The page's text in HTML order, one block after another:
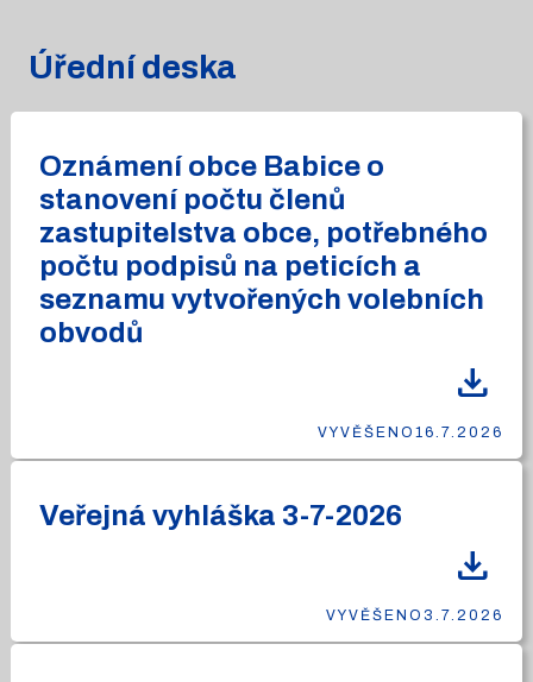
Úřední deska
Oznámení obce Babice o
stanovení počtu členů
zastupitelstva obce, potřebného
počtu podpisů na peticích a
seznamu vytvořených volebních
obvodů
download
VYVĚŠENO 16.7.2026
Veřejná vyhláška 3-7-2026
download
VYVĚŠENO 3.7.2026